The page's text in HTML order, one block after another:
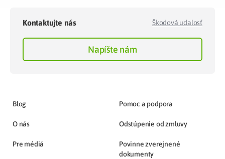
Kontaktujte nás Škodová udalosť
Napíšte nám
Blog
O nás
Pre médiá
Pomoc a podpora
Odstúpenie od zmluvy
Povinne zverejnené
dokumenty